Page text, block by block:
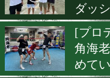
▶ 新着 KO KiNG
[キ
京
ダ